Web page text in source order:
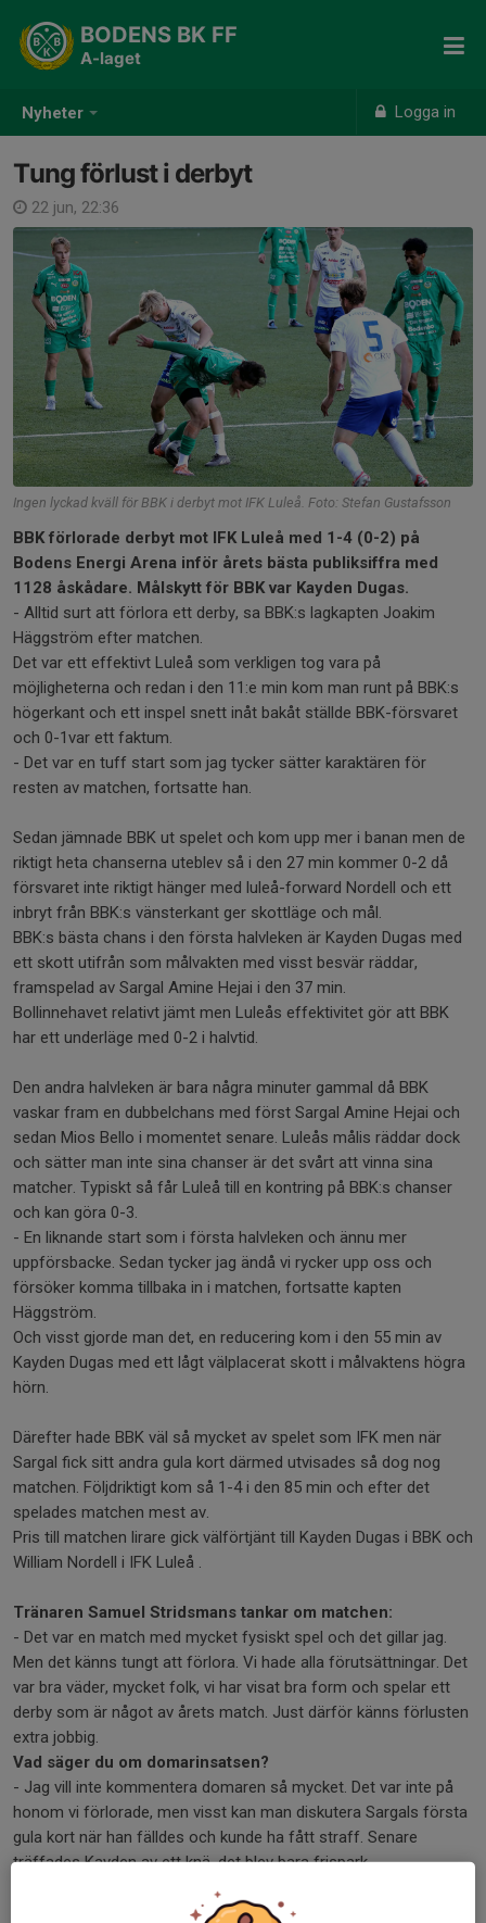
Nyheter Logga in
BODENS BK FF
A-laget
Tung förlust i derbyt
22 jun, 22:36
Ingen lyckad kväll för BBK i derbyt mot IFK Luleå. Foto: Stefan Gustafsson
BBK förlorade derbyt mot IFK Luleå med 1-4 (0-2) på
Bodens Energi Arena inför årets bästa publiksiffra med
1128 åskådare. Målskytt för BBK var Kayden Dugas.
- Alltid surt att förlora ett derby, sa BBK:s lagkapten Joakim
Häggström efter matchen.
Det var ett effektivt Luleå som verkligen tog vara på
möjligheterna och redan i den 11:e min kom man runt på BBK:s
högerkant och ett inspel snett inåt bakåt ställde BBK-försvaret
och 0-1var ett faktum.
- Det var en tuff start som jag tycker sätter karaktären för
resten av matchen, fortsatte han.
Sedan jämnade BBK ut spelet och kom upp mer i banan men de
riktigt heta chanserna uteblev så i den 27 min kommer 0-2 då
försvaret inte riktigt hänger med luleå-forward Nordell och ett
inbryt från BBK:s vänsterkant ger skottläge och mål.
BBK:s bästa chans i den första halvleken är Kayden Dugas med
ett skott utifrån som målvakten med visst besvär räddar,
framspelad av Sargal Amine Hejai i den 37 min.
Bollinnehavet relativt jämt men Luleås effektivitet gör att BBK
har ett underläge med 0-2 i halvtid.
Den andra halvleken är bara några minuter gammal då BBK
vaskar fram en dubbelchans med först Sargal Amine Hejai och
sedan Mios Bello i momentet senare. Luleås målis räddar dock
och sätter man inte sina chanser är det svårt att vinna sina
matcher. Typiskt så får Luleå till en kontring på BBK:s chanser
och kan göra 0-3.
- En liknande start som i första halvleken och ännu mer
uppförsbacke. Sedan tycker jag ändå vi rycker upp oss och
försöker komma tillbaka in i matchen, fortsatte kapten
Häggström.
Och visst gjorde man det, en reducering kom i den 55 min av
Kayden Dugas med ett lågt välplacerat skott i målvaktens högra
hörn.
Därefter hade BBK väl så mycket av spelet som IFK men när
Sargal fick sitt andra gula kort därmed utvisades så dog nog
matchen. Följdriktigt kom så 1-4 i den 85 min och efter det
spelades matchen mest av.
Pris till matchen lirare gick välförtjänt till Kayden Dugas i BBK och
William Nordell i IFK Luleå .
Tränaren Samuel Stridsmans tankar om matchen:
- Det var en match med mycket fysiskt spel och det gillar jag.
Men det känns tungt att förlora. Vi hade alla förutsättningar. Det
var bra väder, mycket folk, vi har visat bra form och spelar ett
derby som är något av årets match. Just därför känns förlusten
extra jobbig.
Vad säger du om domarinsatsen?
- Jag vill inte kommentera domaren så mycket. Det var inte på
honom vi förlorade, men visst kan man diskutera Sargals första
gula kort när han fälldes och kunde ha fått straff. Senare
träffades Kayden av ett knä, det blev bara frispark.
paus att vi skulle kriga i 90 minuter och det gjorde vi. IFK gjorde